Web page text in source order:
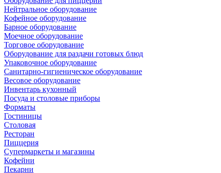
Нейтральное оборудование
Кофейное оборудование
Барное оборудование
Моечное оборудование
Торговое оборудование
Оборудование для раздачи готовых блюд
Упаковочное оборудование
Санитарно-гигиеническое оборудование
Весовое оборудование
Инвентарь кухонный
Посуда и столовые приборы
Форматы
Гостиницы
Столовая
Ресторан
Пиццерия
Супермаркеты и магазины
Кофейни
Пекарни